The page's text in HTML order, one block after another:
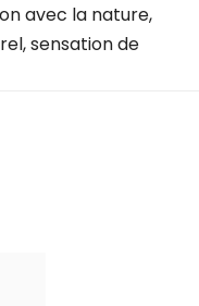
avec la nature,
sensation de